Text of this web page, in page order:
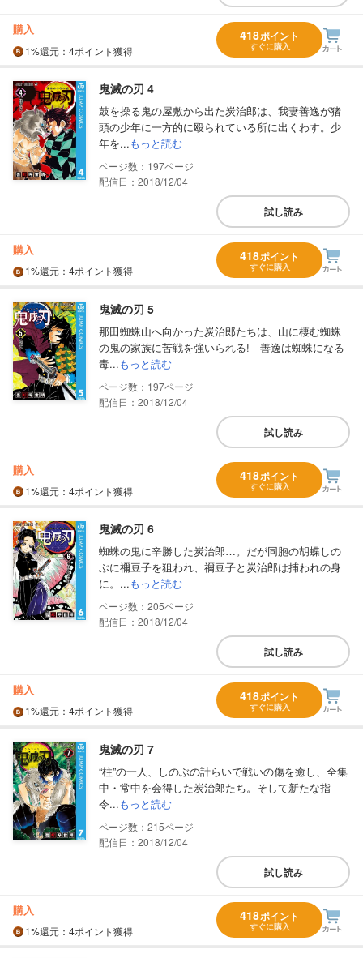
購入
1%還元 ：4ポイント獲得
418ポイント
すぐに購入
鬼滅の刃 4
鼓を操る鬼の屋敷から出た炭治郎は、我妻善逸が猪
頭の少年に一方的に殴られている所に出くわす。少
年を...もっと読む
197
配信日：2018/12/04
試し読み
購入
1%還元 ：4ポイント獲得
418ポイント
すぐに購入
鬼滅の刃 5
那田蜘蛛山へ向かった炭治郎たちは、山に棲む蜘蛛
の鬼の家族に苦戦を強いられる! 善逸は蜘蛛になる
毒...もっと読む
197
配信日：2018/12/04
試し読み
購入
1%還元 ：4ポイント獲得
418ポイント
すぐに購入
鬼滅の刃 6
蜘蛛の鬼に辛勝した炭治郎…。だが同胞の胡蝶しの
ぶに禰豆子を狙われ、禰豆子と炭治郎は捕われの身
に。...もっと読む
205
配信日：2018/12/04
試し読み
購入
1%還元 ：4ポイント獲得
418ポイント
すぐに購入
鬼滅の刃 7
“柱”の一人、しのぶの計らいで戦いの傷を癒し、全集
中・常中を会得した炭治郎たち。そして新たな指
令...もっと読む
215
配信日：2018/12/04
試し読み
購入
1%還元 ：4ポイント獲得
418ポイント
すぐに購入